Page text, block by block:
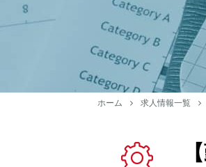
ホーム 求人情報一覧